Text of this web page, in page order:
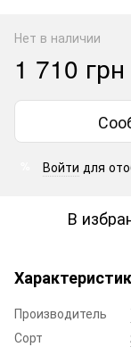
Нет в наличии
1 710 грн
Войти для
В
Производитель
Сорт